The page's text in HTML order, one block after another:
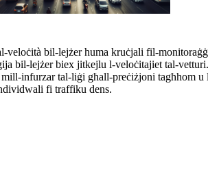
veloċità bil-lejżer huma kruċjali fil-
bil-lejżer biex jitkejlu l-veloċitajiet tal-
infurzar tal-liġi għall-preċiżjoni tagħhom
fi traffiku dens.